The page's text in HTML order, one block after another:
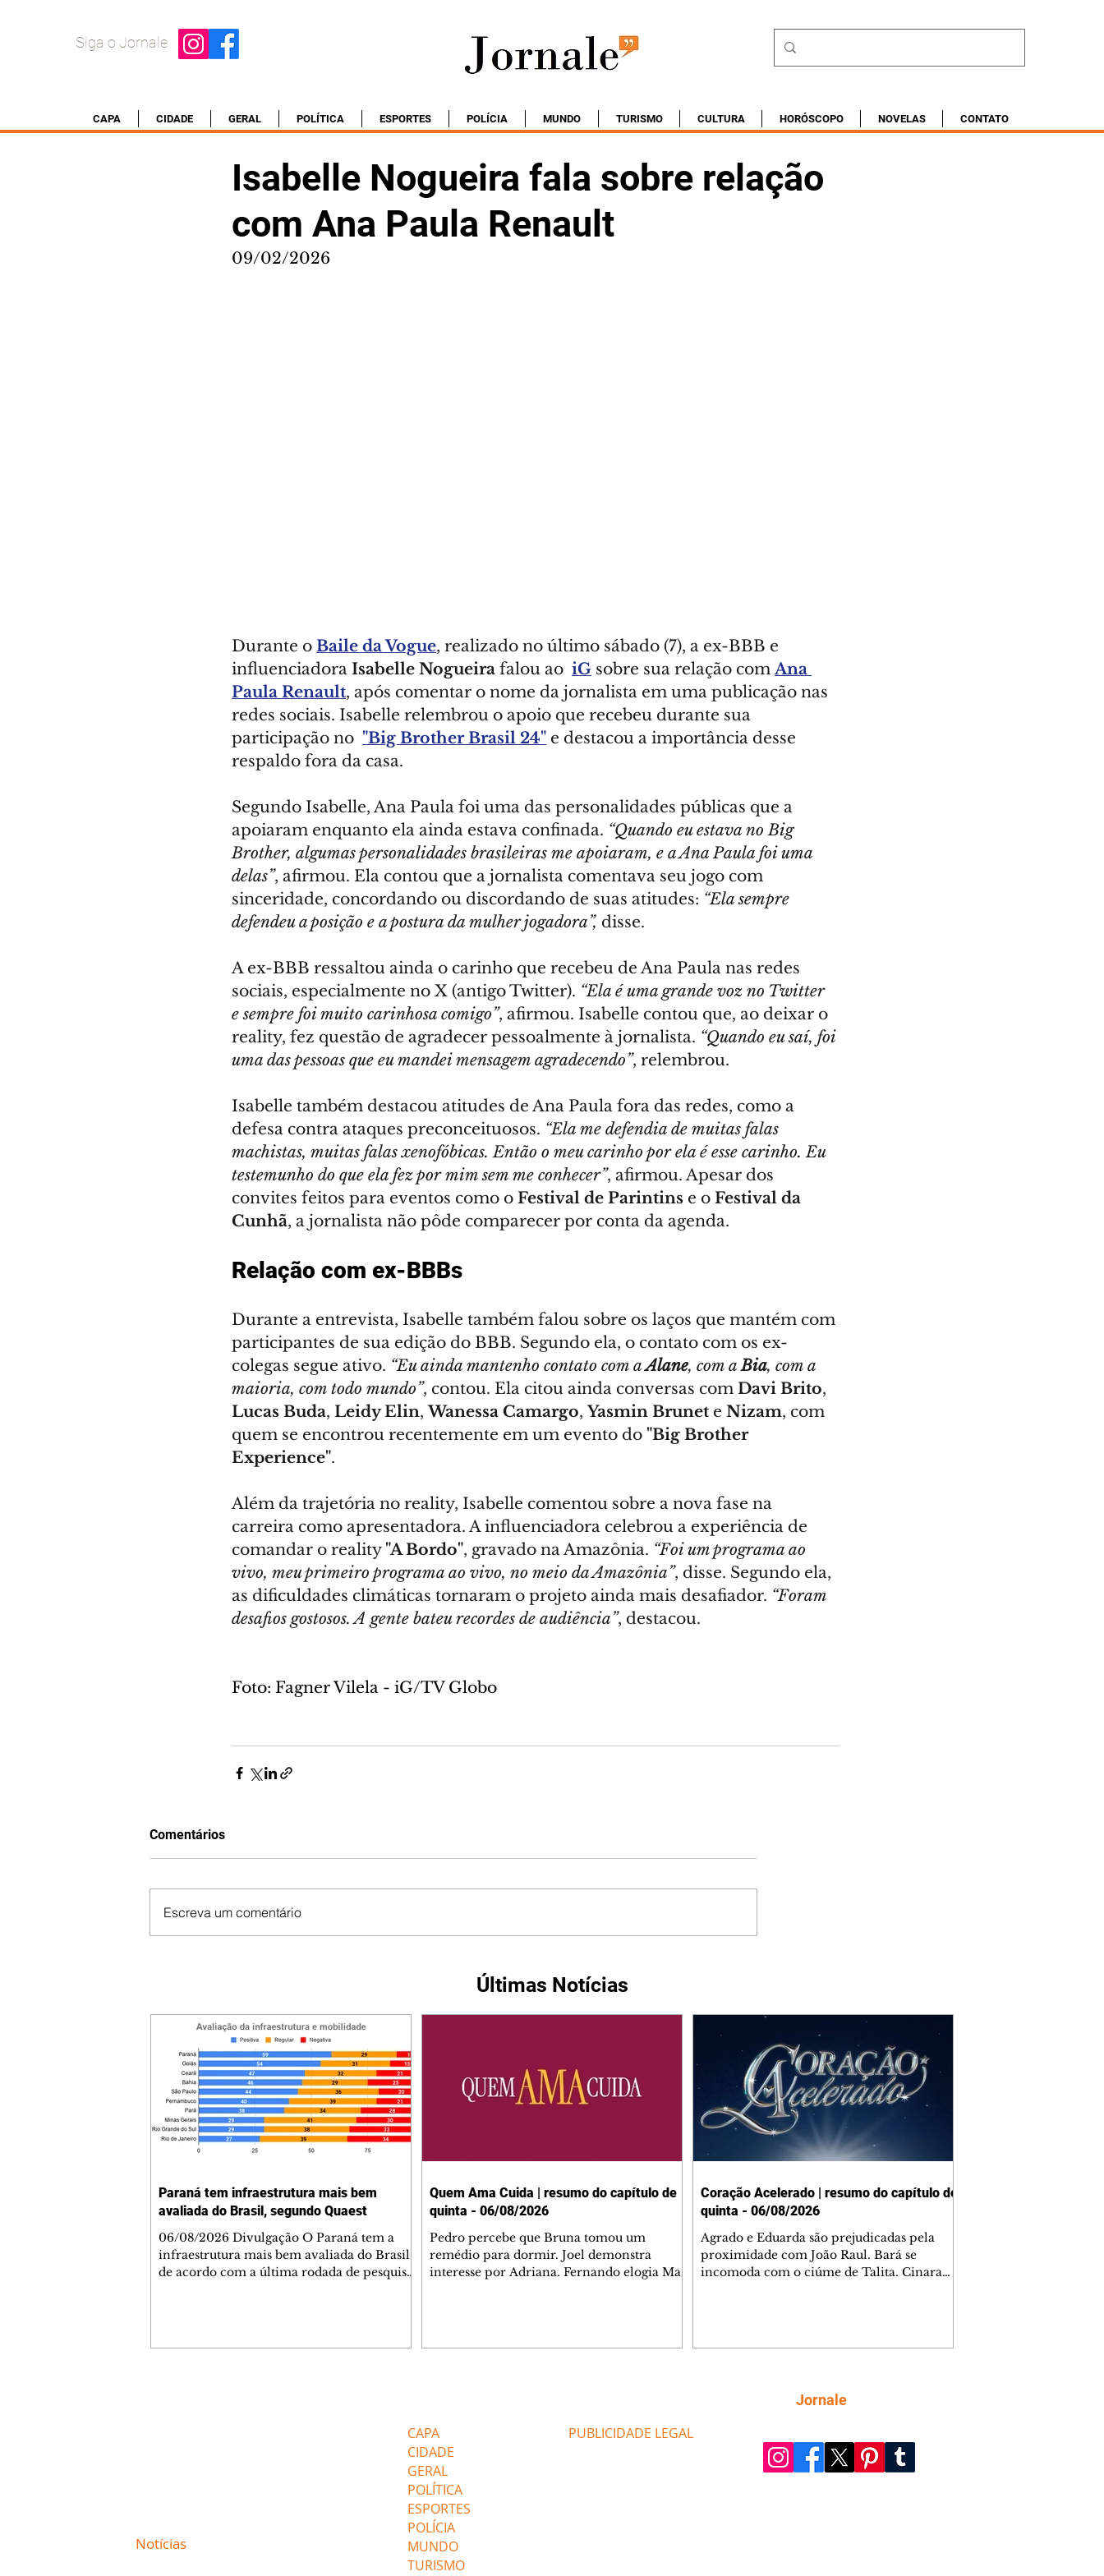
Siga o Jornale
CAPA CIDADE GERAL POLÍTICA ESPORTES POLÍCIA MUNDO TURISMO CULTURA HORÓSCOPO NOVELAS CONTATO
Isabelle Nogueira fala sobre relação
com Ana Paula Renault
09/02/2026
Durante o Baile da Vogue, realizado no último sábado (7), a ex-BBB e
influenciadora Isabelle Nogueira falou ao iG sobre sua relação com Ana
Paula Renault, após comentar o nome da jornalista em uma publicação nas
redes sociais. Isabelle relembrou o apoio que recebeu durante sua
participação no "Big Brother Brasil 24" e destacou a importância desse
respaldo fora da casa.
Segundo Isabelle, Ana Paula foi uma das personalidades públicas que a
apoiaram enquanto ela ainda estava confinada. “Quando eu estava no Big
Brother, algumas personalidades brasileiras me apoiaram, e a Ana Paula foi uma
delas”, afirmou. Ela contou que a jornalista comentava seu jogo com
sinceridade, concordando ou discordando de suas atitudes: “Ela sempre
defendeu a posição e a postura da mulher jogadora”, disse.
A ex-BBB ressaltou ainda o carinho que recebeu de Ana Paula nas redes
sociais, especialmente no X (antigo Twitter). “Ela é uma grande voz no Twitter
e sempre foi muito carinhosa comigo”, afirmou. Isabelle contou que, ao deixar o
reality, fez questão de agradecer pessoalmente à jornalista. “Quando eu saí, foi
uma das pessoas que eu mandei mensagem agradecendo”, relembrou.
Isabelle também destacou atitudes de Ana Paula fora das redes, como a
defesa contra ataques preconceituosos. “Ela me defendia de muitas falas
machistas, muitas falas xenofóbicas. Então o meu carinho por ela é esse carinho. Eu
testemunho do que ela fez por mim sem me conhecer”, afirmou. Apesar dos
convites feitos para eventos como o Festival de Parintins e o Festival da
Cunhã, a jornalista não pôde comparecer por conta da agenda.
Relação com ex-BBBs
Durante a entrevista, Isabelle também falou sobre os laços que mantém com
participantes de sua edição do BBB. Segundo ela, o contato com os ex-
colegas segue ativo. “Eu ainda mantenho contato com a Alane, com a Bia, com a
maioria, com todo mundo”, contou. Ela citou ainda conversas com Davi Brito,
Lucas Buda, Leidy Elin, Wanessa Camargo, Yasmin Brunet e Nizam, com
quem se encontrou recentemente em um evento do "Big Brother
Experience".
Além da trajetória no reality, Isabelle comentou sobre a nova fase na
carreira como apresentadora. A influenciadora celebrou a experiência de
comandar o reality "A Bordo", gravado na Amazônia. “Foi um programa ao
vivo, meu primeiro programa ao vivo, no meio da Amazônia”, disse. Segundo ela,
as dificuldades climáticas tornaram o projeto ainda mais desafiador. “Foram
desafios gostosos. A gente bateu recordes de audiência”, destacou.
Foto: Fagner Vilela - iG/TV Globo
Comentários
Escreva um comentário
Últimas Notícias
Paraná tem infraestrutura mais bem
avaliada do Brasil, segundo Quaest
06/08/2026 Divulgação O Paraná tem a
infraestrutura mais bem avaliada do Brasil,
de acordo com a última rodada de pesquisas
Quem Ama Cuida | resumo do capítulo de
quinta - 06/08/2026
Pedro percebe que Bruna tomou um
remédio para dormir. Joel demonstra
interesse por Adriana. Fernando elogia Mau
restaurante. Otoniel se depara com o
retrato de Franc
Coração Acelerado | resumo do capítulo de
quinta - 06/08/2026
Agrado e Eduarda são prejudicadas pela
proximidade com João Raul. Bará se
incomoda com o ciúme de Talita. Cinara
Verônica, e liga para Cinara. Agrado pensa
em desfazer sua dupla com Eduarda para
Notícias
CAPA
CIDADE
GERAL
POLÍTICA
ESPORTES
POLÍCIA
MUNDO
TURISMO
PUBLICIDADE LEGAL
Jornale